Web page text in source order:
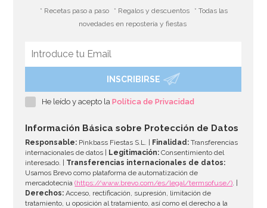
* Recetas paso a paso * Regalos y descuentos
* Todas las
novedades en repostería y fiestas
INSCRIBIRSE
He leído y acepto laPolítica de Privacidad
Información Básica sobre Protección de Datos
Responsable: Pinkbass Fiestas S.L. | Finalidad: Transferencias
internacionales de datos |
Legitimación: Consentimiento del
interesado. | Transferencias internacionales de datos:
Usamos Brevo como plataforma de automatización de
mercadotecnia(https://www.brevo.com/es/legal/termsofuse/). |
Derechos: Acceso, rectificación, supresión, limitación de
tratamiento, u oposición al tratamiento, así como el derecho a la